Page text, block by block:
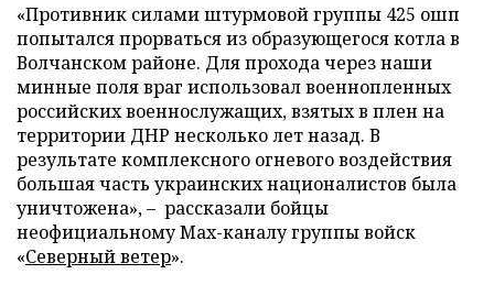
«Противник силами штурмовой группы 425 ошп
попытался прорваться из образующегося котла в
Волчанском районе. Для прохода через наши
минные поля враг использовал военнопленных
российских военнослужащих, взятых в плен на
территории ДНР несколько лет назад. В
результате комплексного огневого воздействия
большая часть украинских националистов была
уничтожена», – рассказали бойцы
неофициальному Max-каналу группы войск
«Северный ветер».